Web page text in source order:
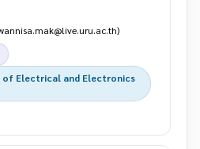
Electrical and Electronics